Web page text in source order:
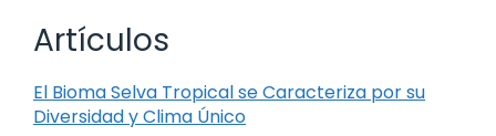
Artículos
El Bioma Selva Tropical se Caracteriza por su
Diversidad y Clima Único